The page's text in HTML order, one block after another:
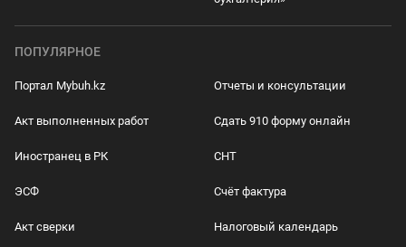
ПОПУЛЯРНОЕ
Портал Mybuh.kz Отчеты и консультации
Акт выполненных работ Сдать 910 форму онлайн
Иностранец в РК СНТ
ЭСФ Счёт фактура
Акт сверки Налоговый календарь